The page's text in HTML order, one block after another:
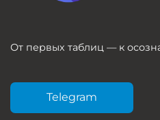
От первых таблиц — к
Telegram